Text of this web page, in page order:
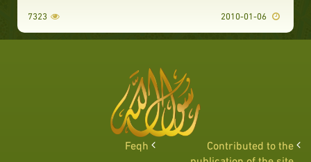
7323
Contributed to the
Feqh